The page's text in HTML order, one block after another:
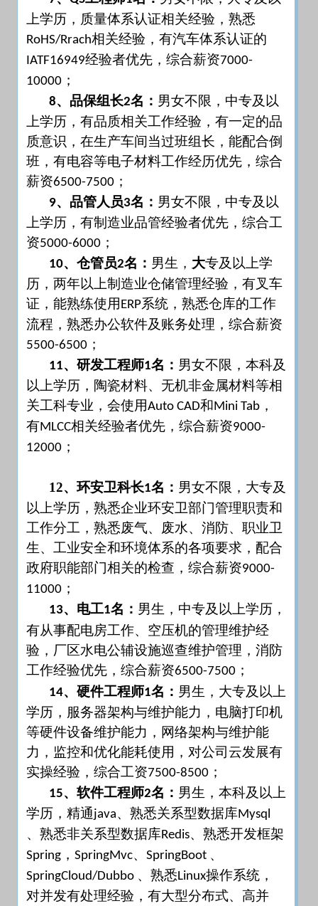
上学历，质量体系认证相关经验，熟悉
RoHS/Rrach相关经验，有汽车体系认证的
IATF16949经验者优先，综合薪资7000-
10000 ；
8、品保组长2名： 男女不限，中专及以
上学历，有品质相关工作经验，有一定的品
质意识，在生产车间当过班组长，能配合倒
班，有电容等电子材料工作经历优先，综合
薪资6500-7500 ；
9、品管人员3名： 男女不限，中专及以
上学历，有制造业品管经验者优先，综合工
资5000-6000 ；
10、仓管员2名： 男生， 大专及以上学
历，两年以上制造业仓储管理经验，有叉车
证，能熟练使用 ERP系统，熟悉仓库的工作
流程，熟悉办公软件及账务处理，综合薪资
5500-6500 ；
11、研发工程师1名： 男女不限，本科及
以上学历，陶瓷材料、无机非金属材料等相
关工科专业，会使用Auto CAD和Mini Tab ，
有MLCC相关经验者优先，综合薪资9000-
12000 ；
12、环安卫科长1名： 男女不限，大专及
以上学历，熟悉企业环安卫部门管理职责和
工作分工，熟悉废气、废水、消防、职业卫
生、工业安全和环境体系的各项要求，配合
政府职能部门相关的检查，综合薪资9000-
11000 ；
13、电工1名： 男生，中专及以上学历，
有从事配电房工作、空压机的管理维护经
验，厂区水电公辅设施巡查维护管理，消防
工作经验优先，综合薪资6500-7500 ；
14、硬件工程师1名： 男生，大专及以上
学历，服务器架构与维护能力，电脑打印机
等硬件设备维护能力，网络架构与维护能
力，监控和优化能耗使用，对公司云发展有
实操经验，综合工资7500-8500 ；
15、软件工程师2名： 男生，本科及以上
学历，精通java、熟悉关系型数据库Mysql
、熟悉非关系型数据库Redis、熟悉开发框架
Spring ， SpringMvc、 SpringBoot 、
SpringCloud/Dubbo 、熟悉Linux操作系统，
对并发有处理经验，有大型分布式、高并